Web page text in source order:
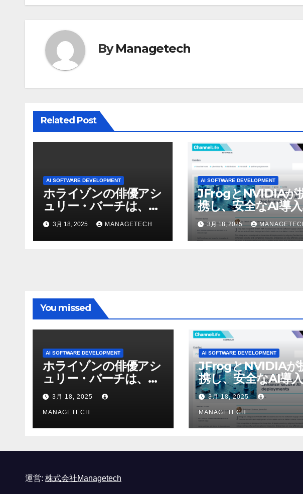
ビ
ゲ
ー
シ
ョ
ン
ByManagetech
Related Post
AI SOFTWARE DEVELOPMENT
ホライゾンの俳優アシ
ュリー・バーチは、ソ
ニーのAIアロイのビデ
オを見て「ゲームパフ
ォーマンスという芸術
3月 18, 2025 MANAGETECH
AI SOFTWARE DEVELOPMENT
JFrogとNVIDIAが
携し、安全なAI導
強化
3月 18, 2025
You missed
AI SOFTWARE DEVELOPMENT
ホライゾンの俳優アシ
ュリー・バーチは、ソ
ニーのAIアロイのビデ
オを見て「ゲームパフ
ォーマンスという芸術
形式に不安を感じた」
3月 18, 2025
MANAGETECH
AI SOFTWARE DEVELOPMENT
JFrogとNVIDIAが
携し、安全なAI導
強化
3月 18, 2025
MANAGETECH
運営: 株式会社Managetech